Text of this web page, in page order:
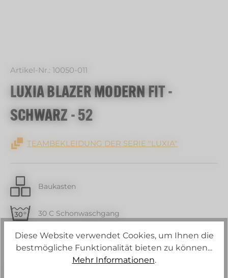
Artikel-Nr.: 10050-011
LUXIA BLAZER MODERN FIT -
SCHWARZ - 52
TEAMBEKLEIDUNG DER SERIE "LUXIA"
Baukasten
30 C Schonwaschgang
Strech
Diese Website verwendet Cookies, um Ihnen die
bestmögliche Funktionalität bieten zu können...
Mehr Informationen.